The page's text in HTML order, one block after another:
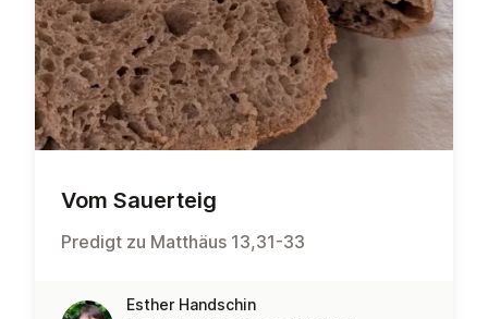
Vom Sauerteig
Predigt zu Matthäus 13,31-33
Esther Handschin